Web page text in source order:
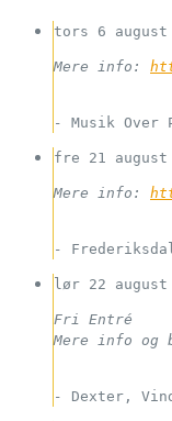
tors 6 august
Mere info:
- Musik Over
fre 21 august
Mere info:
-
lør 22 august
Fri Entré
Mere info
- Dexter,